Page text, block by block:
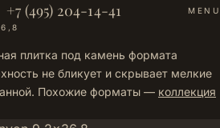
+7 (495) 204-14-41
MENU
плитка под камень формата
не бликует и скрывает мелкие
Похожие форматы — коллекция